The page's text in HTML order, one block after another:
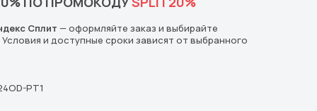
Сплит — оформляйте заказ и выбирайте
и доступные сроки зависят от выбранного
PT1